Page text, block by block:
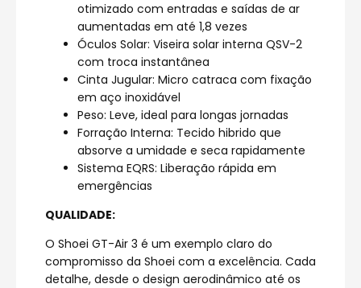
otimizado com entradas e saídas de ar
aumentadas em até 1,8 vezes
Óculos Solar: Viseira solar interna QSV-2
com troca instantânea
Cinta Jugular: Micro catraca com fixação
em aço inoxidável
Peso: Leve, ideal para longas jornadas
Forração Interna: Tecido hibrido que
absorve a umidade e seca rapidamente
Sistema EQRS: Liberação rápida em
emergências
QUALIDADE:
O Shoei GT-Air 3 é um exemplo claro do
compromisso da Shoei com a excelência. Cada
detalhe, desde o design aerodinâmico até os